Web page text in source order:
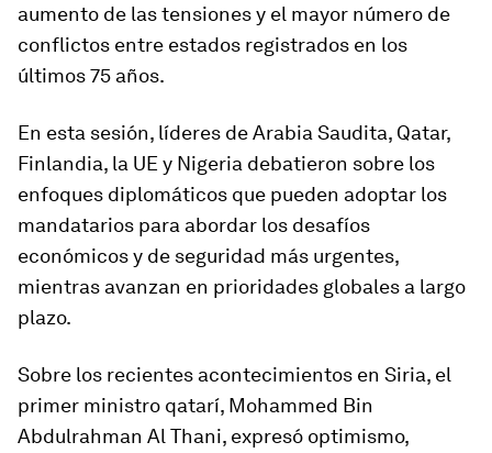
aumento de las tensiones y el mayor número de
conflictos entre estados registrados en los
últimos 75 años.
En esta sesión, líderes de Arabia Saudita, Qatar,
Finlandia, la UE y Nigeria debatieron sobre los
enfoques diplomáticos que pueden adoptar los
mandatarios para abordar los desafíos
económicos y de seguridad más urgentes,
mientras avanzan en prioridades globales a largo
plazo.
Sobre los recientes acontecimientos en Siria, el
primer ministro qatarí, Mohammed Bin
Abdulrahman Al Thani, expresó optimismo,